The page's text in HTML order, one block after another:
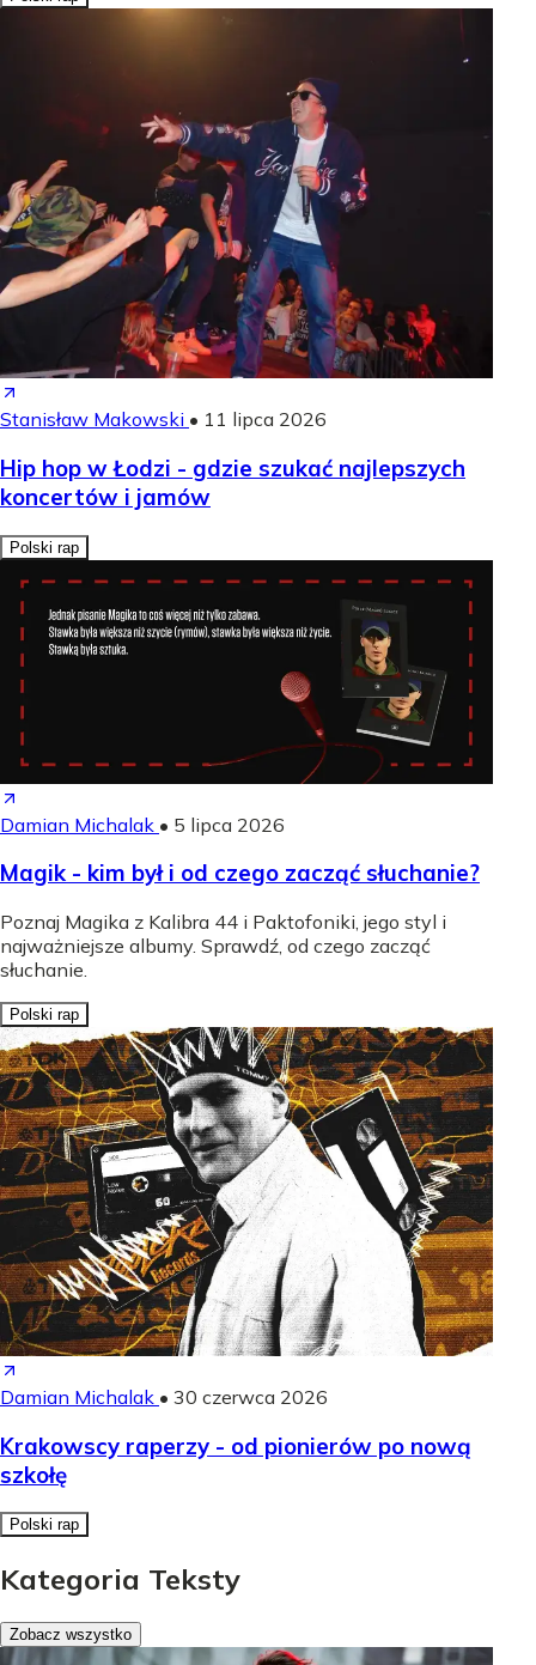
Stanisław Makowski • 11 lipca 2026
Hip hop w Łodzi - gdzie szukać najlepszych
koncertów i jamów
Polski rap
Damian Michalak • 5 lipca 2026
Magik - kim był i od czego zacząć słuchanie?
Poznaj Magika z Kalibra 44 i Paktofoniki, jego styl i
najważniejsze albumy. Sprawdź, od czego zacząć
słuchanie.
Polski rap
Damian Michalak • 30 czerwca 2026
Krakowscy raperzy - od pionierów po nową
szkołę
Polski rap
Kategoria Teksty
Zobacz wszystko